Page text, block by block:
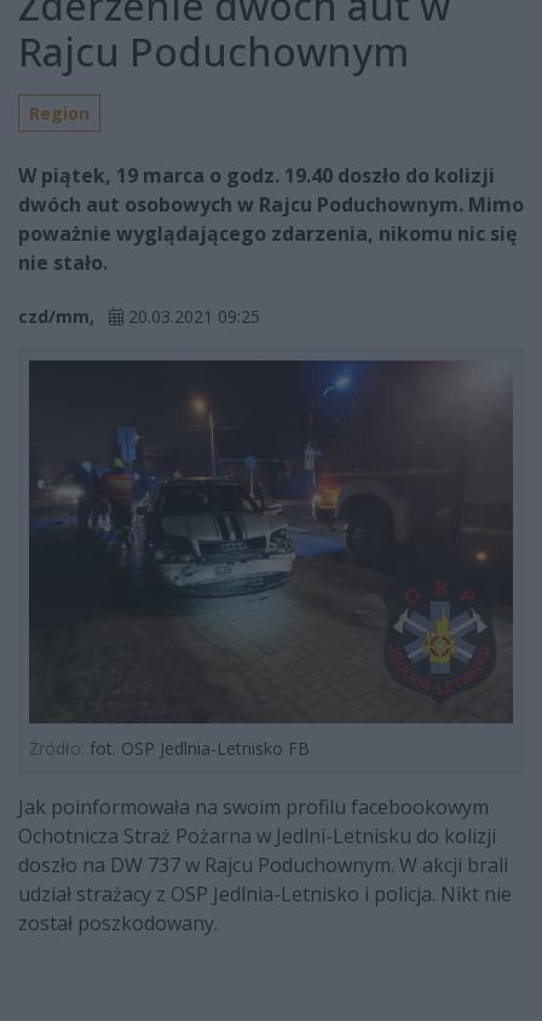
Rajcu Poduchownym
Region
W piątek, 19 marca o godz. 19.40 doszło do kolizji
dwóch aut osobowych w Rajcu Poduchownym. Mimo
poważnie wyglądającego zdarzenia, nikomu nic się
nie stało.
czd/mm, 20.03.2021 09:25
Źródło: fot. OSP Jedlnia-Letnisko FB
Jak poinformowała na swoim profilu facebookowym
Ochotnicza Straż Pożarna w Jedlni-Letnisku do kolizji
doszło na DW 737 w Rajcu Poduchownym. W akcji brali
udział strażacy z OSP Jedlnia-Letnisko i policja. Nikt nie
został poszkodowany.